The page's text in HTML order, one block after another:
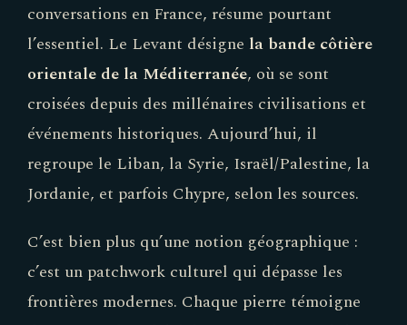
conversations en France, résume pourtant
l’essentiel. Le Levant désigne la bande côtière
orientale de la Méditerranée, où se sont
croisées depuis des millénaires civilisations et
événements historiques. Aujourd’hui, il
regroupe le Liban, la Syrie, Israël/Palestine, la
Jordanie, et parfois Chypre, selon les sources.
C’est bien plus qu’une notion géographique :
c’est un patchwork culturel qui dépasse les
frontières modernes. Chaque pierre témoigne